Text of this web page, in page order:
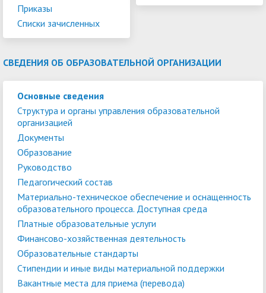
Приказы
Списки зачисленных
СВЕДЕНИЯ ОБ ОБРАЗОВАТЕЛЬНОЙ ОРГАНИЗАЦИИ
Основные сведения
Структура и органы управления образовательной
организацией
Документы
Образование
Руководство
Педагогический состав
Материально-техническое обеспечение и оснащенность
образовательного процесса. Доступная среда
Платные образовательные услуги
Финансово-хозяйственная деятельность
Образовательные стандарты
Стипендии и иные виды материальной поддержки
Вакантные места для приема (перевода)